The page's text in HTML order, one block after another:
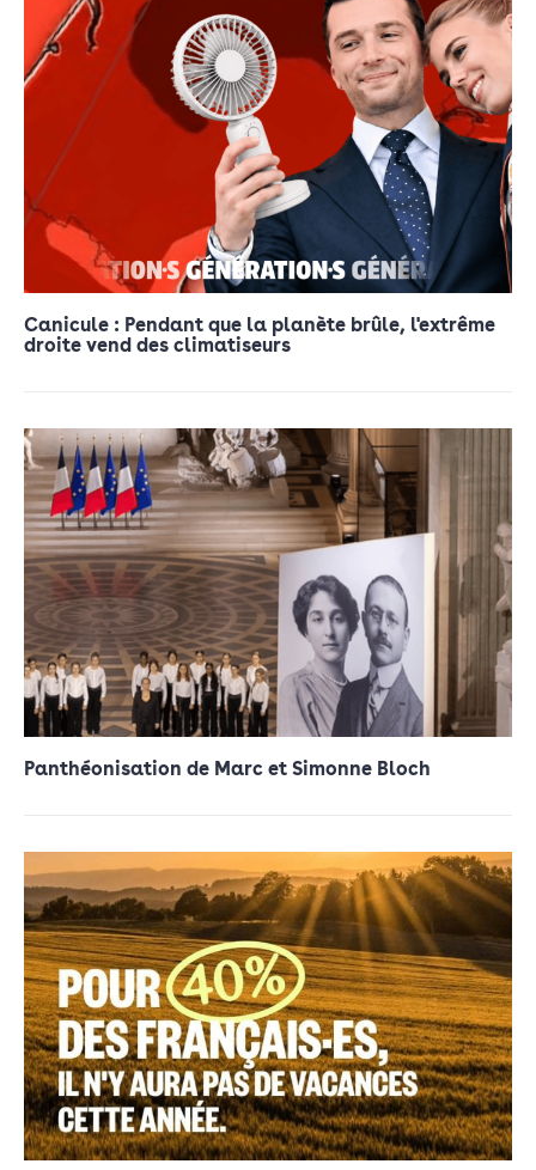
Canicule : Pendant que la planète brûle, l'extrême
droite vend des climatiseurs
Panthéonisation de Marc et Simonne Bloch